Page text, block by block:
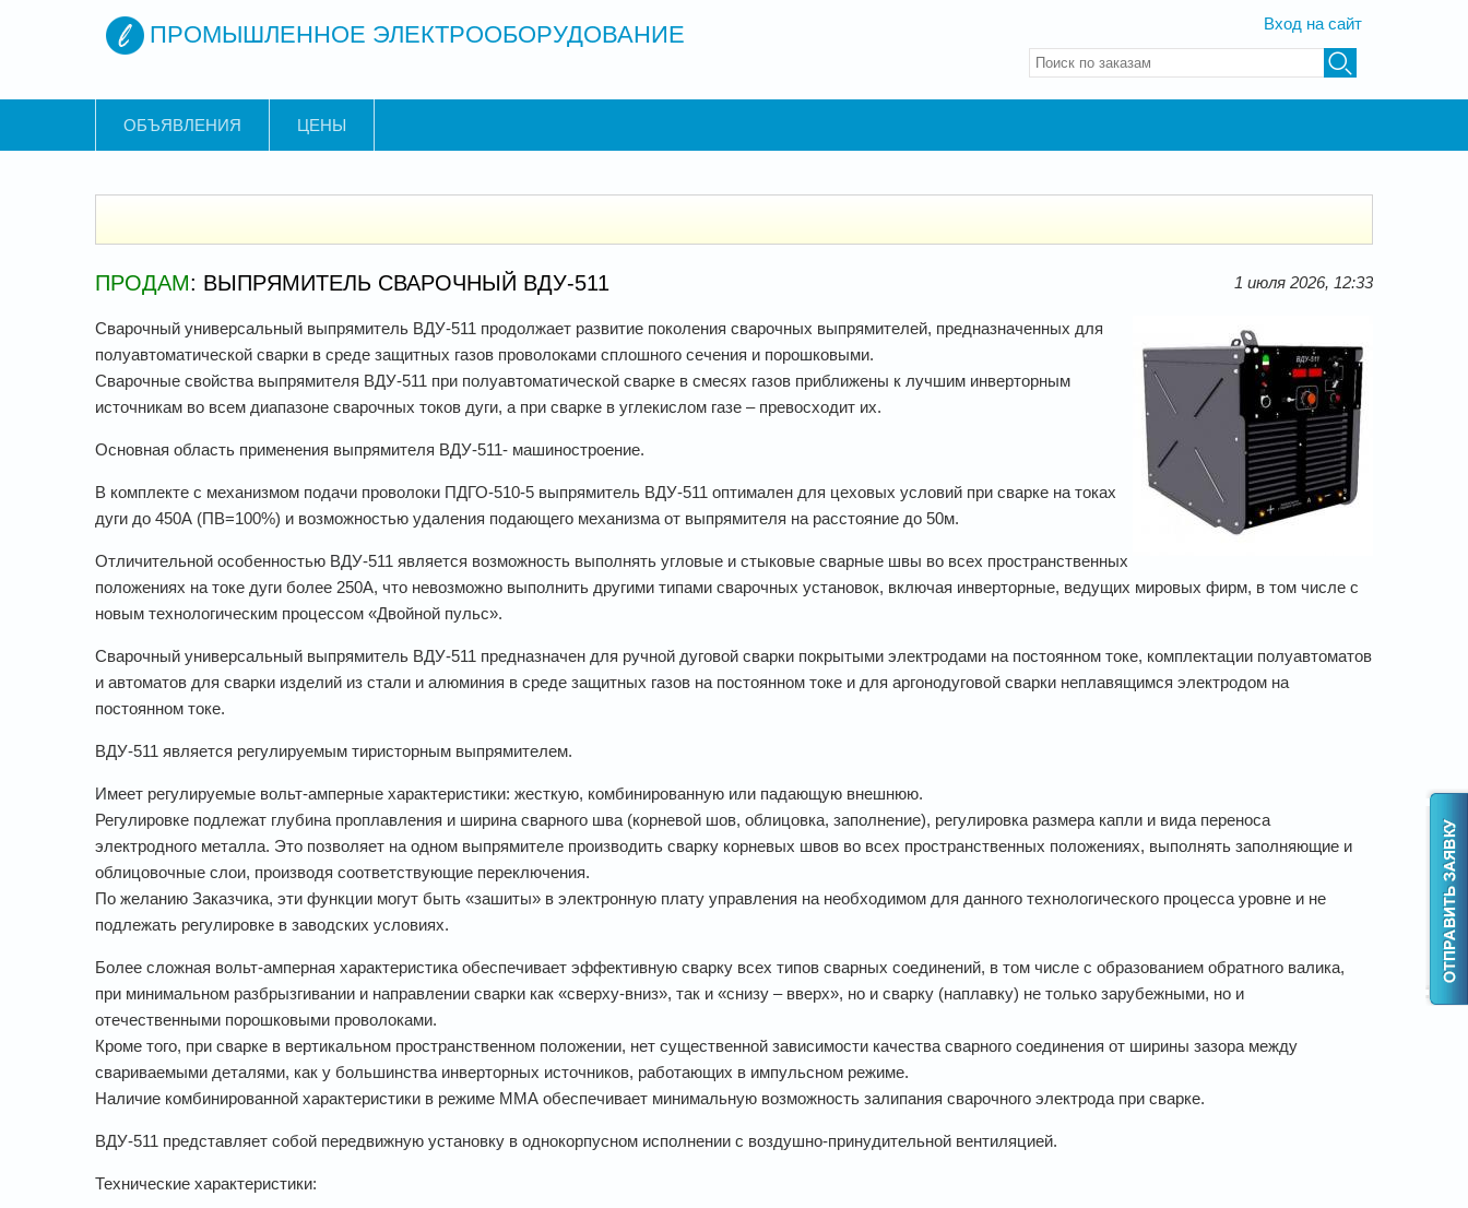
ПРОМЫШЛЕННОЕ ЭЛЕКТРООБОРУДОВАНИЕ Вход на сайт
Введите ключевые слова для поиска
ОБЪЯВЛЕНИЯ ЦЕНЫ
1 июля 2026, 12:33
ПРОДАМ: ВЫПРЯМИТЕЛЬ СВАРОЧНЫЙ ВДУ-511
Сварочный универсальный выпрямитель ВДУ-511 продолжает развитие поколения сварочных выпрямителей, предназначенных для
полуавтоматической сварки в среде защитных газов проволоками сплошного сечения и порошковыми.
Сварочные свойства выпрямителя ВДУ-511 при полуавтоматической сварке в смесях газов приближены к лучшим инверторным
источникам во всем диапазоне сварочных токов дуги, а при сварке в углекислом газе – превосходит их.
Основная область применения выпрямителя ВДУ-511- машиностроение.
В комплекте с механизмом подачи проволоки ПДГО-510-5 выпрямитель ВДУ-511 оптимален для цеховых условий при сварке на токах
дуги до 450А (ПВ=100%) и возможностью удаления подающего механизма от выпрямителя на расстояние до 50м.
Отличительной особенностью ВДУ-511 является возможность выполнять угловые и стыковые сварные швы во всех пространственных
положениях на токе дуги более 250А, что невозможно выполнить другими типами сварочных установок, включая инверторные, ведущих мировых фирм, в том числе с
новым технологическим процессом «Двойной пульс».
Сварочный универсальный выпрямитель ВДУ-511 предназначен для ручной дуговой сварки покрытыми электродами на постоянном токе, комплектации полуавтоматов
и автоматов для сварки изделий из стали и алюминия в среде защитных газов на постоянном токе и для аргонодуговой сварки неплавящимся электродом на
постоянном токе.
ВДУ-511 является регулируемым тиристорным выпрямителем.
Имеет регулируемые вольт-амперные характеристики: жесткую, комбинированную или падающую внешнюю.
Регулировке подлежат глубина проплавления и ширина сварного шва (корневой шов, облицовка, заполнение), регулировка размера капли и вида переноса
электродного металла. Это позволяет на одном выпрямителе производить сварку корневых швов во всех пространственных положениях, выполнять заполняющие и
облицовочные слои, производя соответствующие переключения.
По желанию Заказчика, эти функции могут быть «зашиты» в электронную плату управления на необходимом для данного технологического процесса уровне и не
подлежать регулировке в заводских условиях.
Более сложная вольт-амперная характеристика обеспечивает эффективную сварку всех типов сварных соединений, в том числе с образованием обратного валика,
при минимальном разбрызгивании и направлении сварки как «сверху-вниз», так и «снизу – вверх», но и сварку (наплавку) не только зарубежными, но и
отечественными порошковыми проволоками.
Кроме того, при сварке в вертикальном пространственном положении, нет существенной зависимости качества сварного соединения от ширины зазора между
свариваемыми деталями, как у большинства инверторных источников, работающих в импульсном режиме.
Наличие комбинированной характеристики в режиме ММА обеспечивает минимальную возможность залипания сварочного электрода при сварке.
ВДУ-511 представляет собой передвижную установку в однокорпусном исполнении с воздушно-принудительной вентиляцией.
Технические характеристики: